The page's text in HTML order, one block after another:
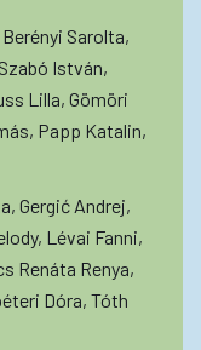
Sarolta,
István,
Lilla, Gömöri
Papp Katalin,
Gergić Andrej,
Lévai Fanni,
Renáta Renya,
Dóra, Tóth